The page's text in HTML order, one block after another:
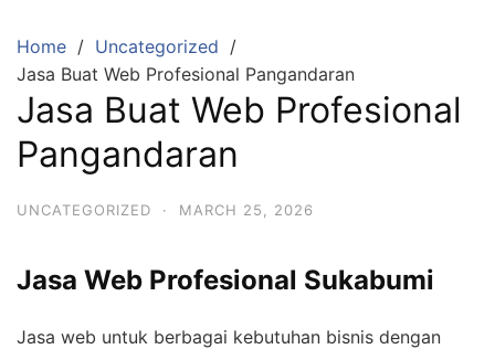
content
Home
Uncategorized
Jasa Buat Web Profesional Pangandaran
Jasa Buat Web Profesional
Pangandaran
UNCATEGORIZED · MARCH 25, 2026
Jasa Web Profesional Sukabumi
Jasa web untuk berbagai kebutuhan bisnis dengan